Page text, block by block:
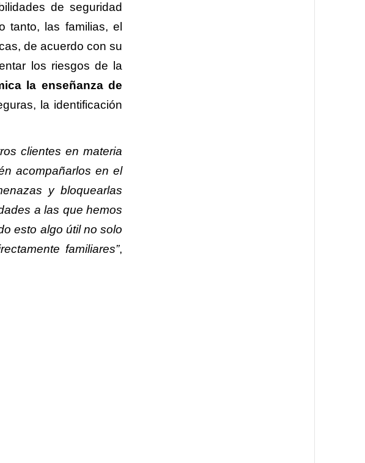
de seguridad
tanto, las familias, el
de acuerdo con su
los riesgos de la
la enseñanza de
la identificación
clientes en materia
acompañarlos en el
y bloquearlas
a las que hemos
esto algo útil no solo
familiares”,